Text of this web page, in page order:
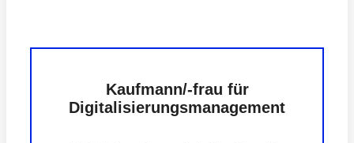
Kaufmann/-frau für
Digitalisierungsmanagement